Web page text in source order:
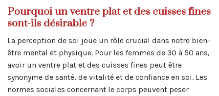
Pourquoi un ventre plat et des cuisses fines
sont-ils désirable ?
La perception de soi joue un rôle crucial dans notre bien-
être mental et physique. Pour les femmes de 30 à 50 ans,
avoir un ventre plat et des cuisses fines peut être
synonyme de santé, de vitalité et de confiance en soi. Les
normes sociales concernant le corps peuvent peser